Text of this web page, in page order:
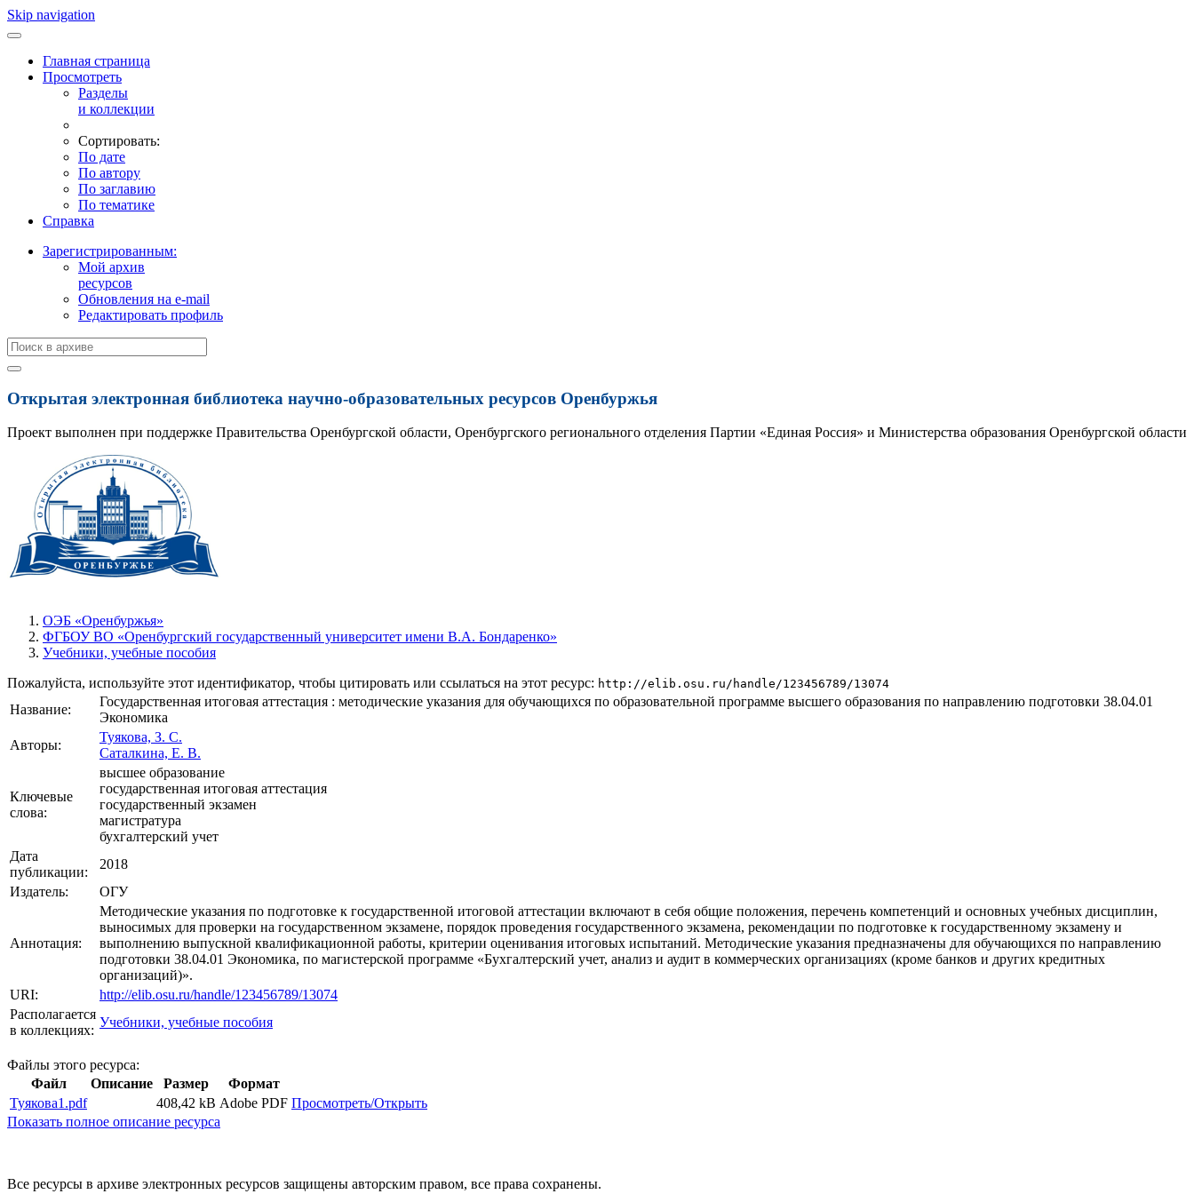
Skip navigation
Главная страница
Просмотреть
Разделы
и коллекции
Сортировать:
По дате
По автору
По заглавию
По тематике
Справка
Зарегистрированным:
Мой архив
ресурсов
Обновления на e-mail
Редактировать профиль
Открытая электронная библиотека научно-образовательных ресурсов Оренбуржья
Проект выполнен при поддержке Правительства Оренбургской области, Оренбургского регионального отделения Партии «Единая Россия» и Министерства образования Оренбургской области
ОЭБ «Оренбуржья»
ФГБОУ ВО «Оренбургский государственный университет имени В.А. Бондаренко»
Учебники, учебные пособия
Пожалуйста, используйте этот идентификатор, чтобы цитировать или ссылаться на этот ресурс: http://elib.osu.ru/handle/123456789/13074
Название:
Государственная итоговая аттестация : методические указания для обучающихся по образовательной программе высшего образования по направлению подготовки 38.04.01
Экономика
Авторы:
Туякова, З. С.
Саталкина, Е. В.
Ключевые
слова:
высшее образование
государственная итоговая аттестация
государственный экзамен
магистратура
бухгалтерский учет
Дата
публикации:
2018
Издатель:
ОГУ
Аннотация:
Методические указания по подготовке к государственной итоговой аттестации включают в себя общие положения, перечень компетенций и основных учебных дисциплин,
выносимых для проверки на государственном экзамене, порядок проведения государственного экзамена, рекомендации по подготовке к государственному экзамену и
выполнению выпускной квалификационной работы, критерии оценивания итоговых испытаний. Методические указания предназначены для обучающихся по направлению
подготовки 38.04.01 Экономика, по магистерской программе «Бухгалтерский учет, анализ и аудит в коммерческих организациях (кроме банков и других кредитных
организаций)».
URI:
http://elib.osu.ru/handle/123456789/13074
Располагается
в коллекциях:
Учебники, учебные пособия
Файлы этого ресурса:
Файл
Описание Размер
Формат
Туякова1.pdf
408,42 kB Adobe PDF Просмотреть/Открыть
Показать полное описание ресурса
Все ресурсы в архиве электронных ресурсов защищены авторским правом, все права сохранены.